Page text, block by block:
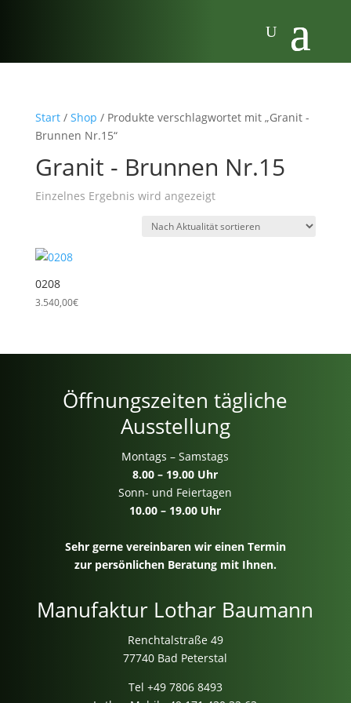
Start/ Shop / Produkte verschlagwortet mit „Granit -
Brunnen Nr.15“
Granit - Brunnen Nr.15
Einzelnes Ergebnis wird angezeigt
0208
3.540,00€
Öffnungszeiten tägliche
Ausstellung
Montags – Samstags
8.00 – 19.00 Uhr
Sonn- und Feiertagen
10.00 – 19.00 Uhr
Sehr gerne vereinbaren wir einen Termin
zur persönlichen Beratung mit Ihnen.
Manufaktur Lothar Baumann
Renchtalstraße 49
77740 Bad Peterstal
Tel +49 7806 8493